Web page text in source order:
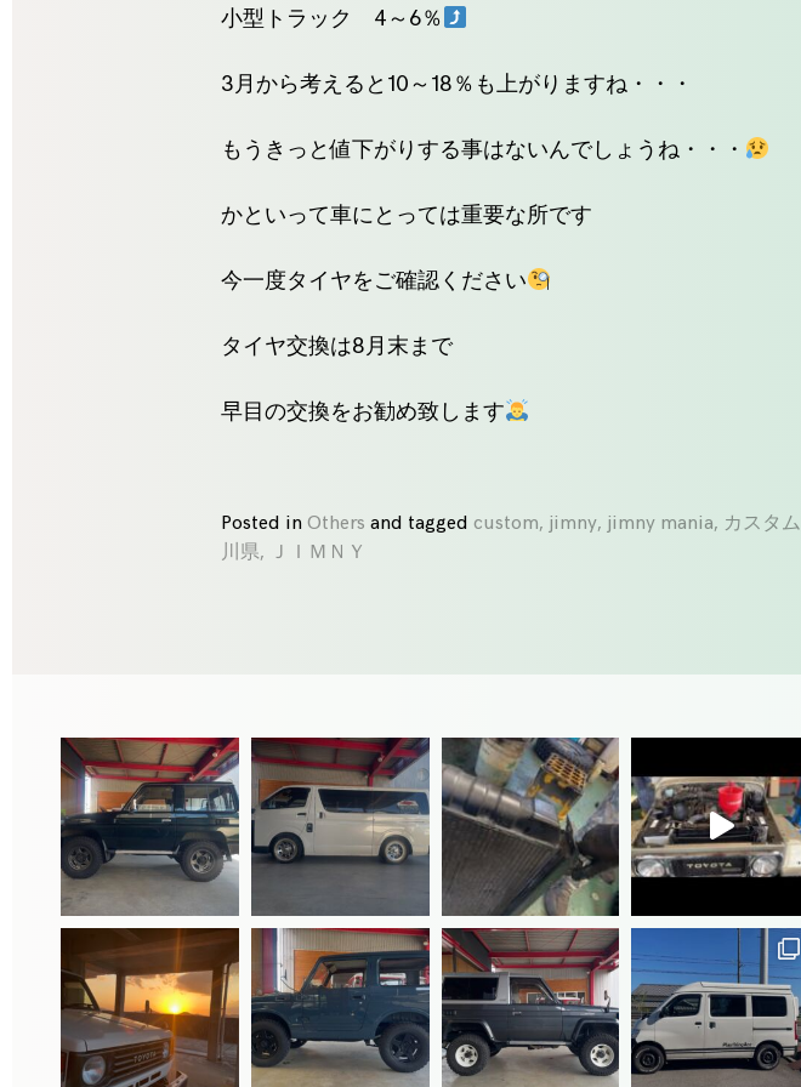
小型トラック 4～6％
3月から考えると10～18％も上がりますね・・・
もうきっと値下がりする事はないんでしょうね・・・
かといって車にとっては重要な所です
今一度タイヤをご確認ください
タイヤ交換は8月末まで
早目の交換をお勧め致します
Posted inOthers and tagged custom, jimny, jimny mania, カスタム
川県, ＪＩＭＮＹ